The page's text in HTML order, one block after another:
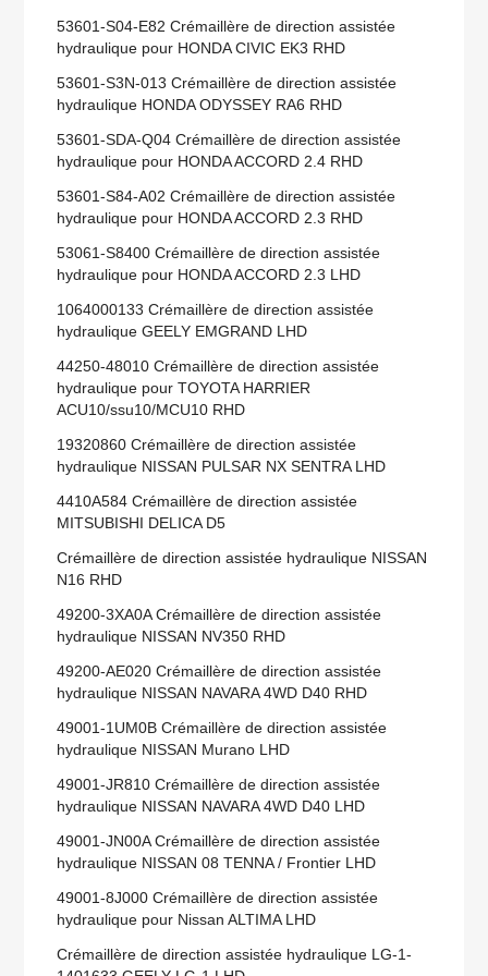
53601-S04-E82 Crémaillère de direction assistée
hydraulique pour HONDA CIVIC EK3 RHD
53601-S3N-013 Crémaillère de direction assistée
hydraulique HONDA ODYSSEY RA6 RHD
53601-SDA-Q04 Crémaillère de direction assistée
hydraulique pour HONDA ACCORD 2.4 RHD
53601-S84-A02 Crémaillère de direction assistée
hydraulique pour HONDA ACCORD 2.3 RHD
53061-S8400 Crémaillère de direction assistée
hydraulique pour HONDA ACCORD 2.3 LHD
1064000133 Crémaillère de direction assistée
hydraulique GEELY EMGRAND LHD
44250-48010 Crémaillère de direction assistée
hydraulique pour TOYOTA HARRIER
ACU10/ssu10/MCU10 RHD
19320860 Crémaillère de direction assistée
hydraulique NISSAN PULSAR NX SENTRA LHD
4410A584 Crémaillère de direction assistée
MITSUBISHI DELICA D5
Crémaillère de direction assistée hydraulique NISSAN
N16 RHD
49200-3XA0A Crémaillère de direction assistée
hydraulique NISSAN NV350 RHD
49200-AE020 Crémaillère de direction assistée
hydraulique NISSAN NAVARA 4WD D40 RHD
49001-1UM0B Crémaillère de direction assistée
hydraulique NISSAN Murano LHD
49001-JR810 Crémaillère de direction assistée
hydraulique NISSAN NAVARA 4WD D40 LHD
49001-JN00A Crémaillère de direction assistée
hydraulique NISSAN 08 TENNA / Frontier LHD
49001-8J000 Crémaillère de direction assistée
hydraulique pour Nissan ALTIMA LHD
Crémaillère de direction assistée hydraulique LG-1-